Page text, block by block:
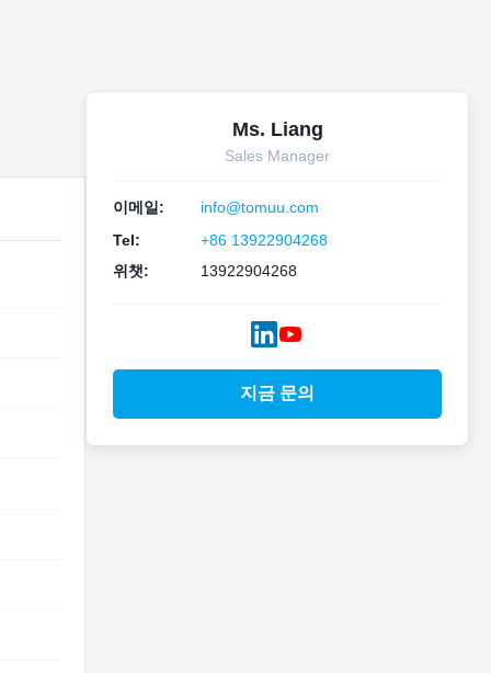
Ms. Liang
Sales Manager
이메일:
info@tomuu.com
Tel:
+86 13922904268
위챗:
13922904268
지금 문의